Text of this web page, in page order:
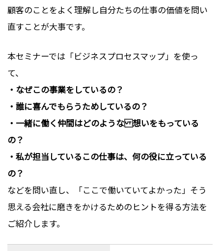
顧客のことをよく理解し自分たちの仕事の価値を問い
直すことが大事です。
本セミナーでは「ビジネスプロセスマップ」を使っ
て、
・なぜこの事業をしているの？
・誰に喜んでもらうためしているの？
・一緒に働く仲間はどのような 想いをもっている
の？
・私が担当しているこの仕事は、何の役に立っている
の？
などを問い直し、「ここで働いていてよかった」そう
思える会社に磨きをかけるためのヒントを得る方法を
ご紹介します。